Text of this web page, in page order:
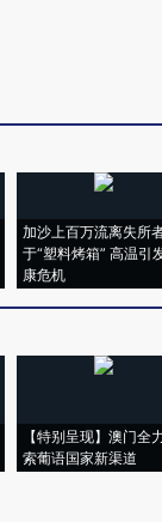
加沙上百万流离失所
于“塑料烤箱” 高温引
康危机
【特别呈现】澳门全
索葡语国家新渠道